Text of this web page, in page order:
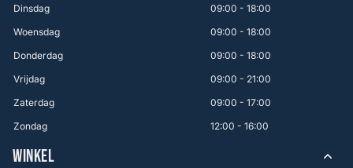
Dinsdag
09:00 - 18:00
Woensdag
09:00 - 18:00
Donderdag
09:00 - 18:00
Vrijdag
09:00 - 21:00
Zaterdag
09:00 - 17:00
Zondag
12:00 - 16:00
WINKEL